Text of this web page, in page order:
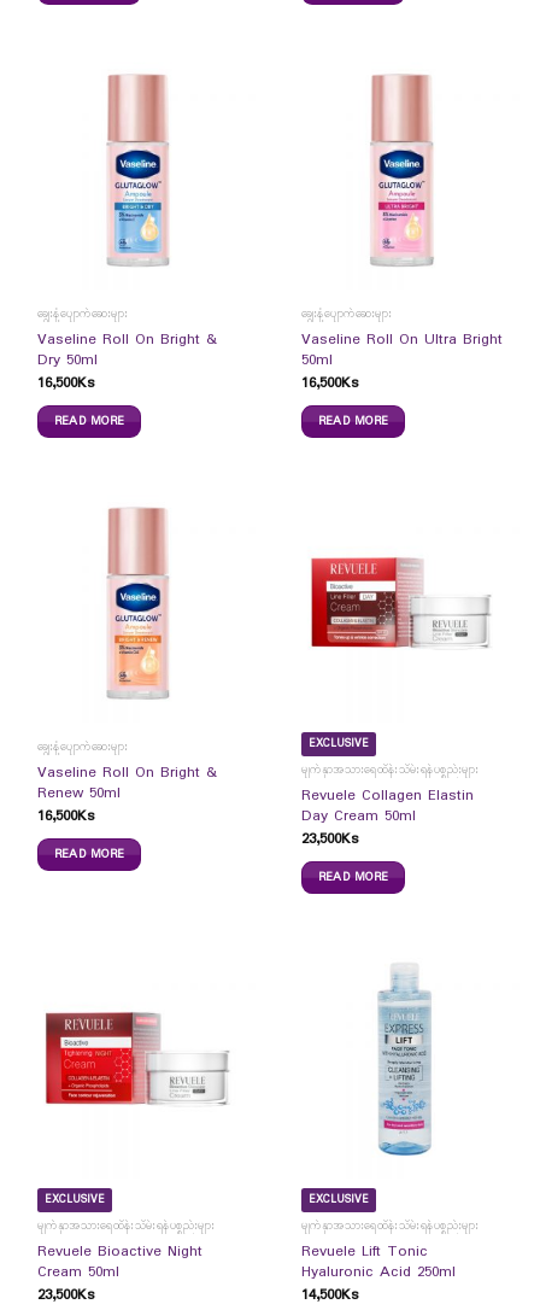
ချွေးနံ့ပျောက်ဆေးများ
Vaseline Roll On Bright &
Dry 50ml
16,500Ks
READ MORE
ချွေးနံ့ပျောက်ဆေးများ
Vaseline Roll On Ultra Bright
50ml
16,500Ks
READ MORE
ချွေးနံ့ပျောက်ဆေးများ
Vaseline Roll On Bright &
Renew 50ml
16,500Ks
READ MORE
EXCLUSIVE
မျက်နှာအသားရေထိန်းသိမ်းရန်ပစ္စည်းများ
Revuele Collagen Elastin
Day Cream 50ml
23,500Ks
READ MORE
EXCLUSIVE
မျက်နှာအသားရေထိန်းသိမ်းရန်ပစ္စည်းများ
Revuele Bioactive Night
Cream 50ml
23,500Ks
EXCLUSIVE
မျက်နှာအသားရေထိန်းသိမ်းရန်ပစ္စည်းများ
Revuele Lift Tonic
Hyaluronic Acid 250ml
14,500Ks